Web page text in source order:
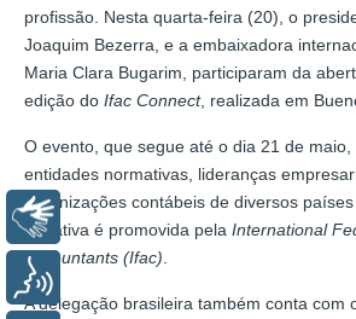
profissão. Nesta quarta-feira (20), o
Joaquim Bezerra, e a embaixadora
Maria Clara Bugarim, participaram da
edição do Ifac Connect, realizada em
O evento, que segue até o dia 21 de maio,
entidades normativas, lideranças
organizações contábeis de diversos
iniciativa é promovida pela International
Accountants (Ifac)
A delegação brasileira também conta com
Libras